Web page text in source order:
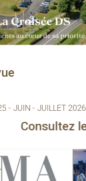
- JUIN - JUILLET 2026
le magazine